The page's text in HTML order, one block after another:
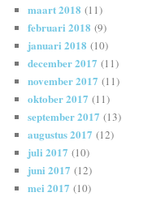
maart 2018 (11)
februari 2018 (9)
januari 2018 (10)
december 2017 (11)
november 2017 (11)
oktober 2017 (11)
september 2017 (13)
augustus 2017 (12)
juli 2017 (10)
juni 2017 (12)
mei 2017 (10)